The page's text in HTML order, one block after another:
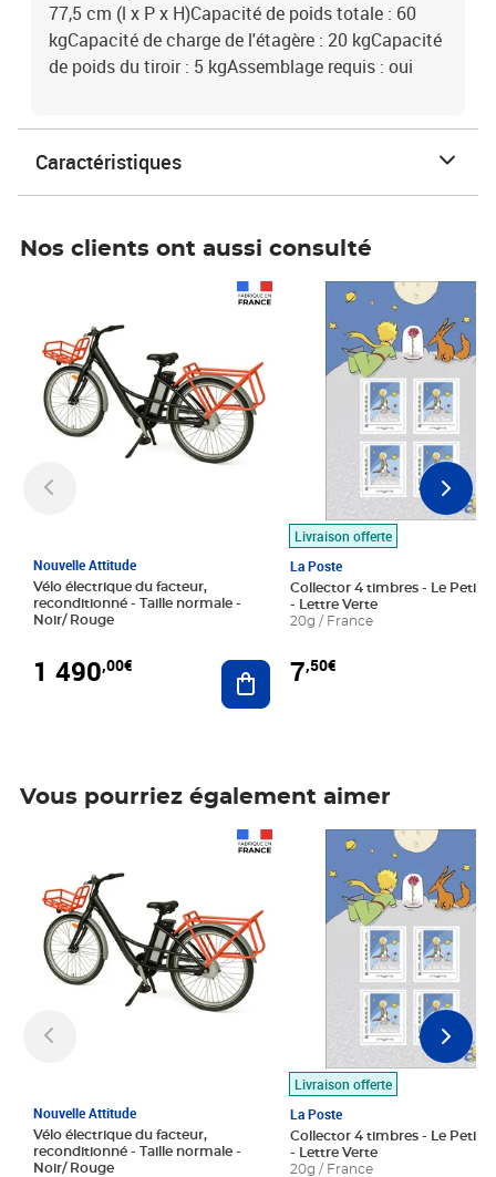
77,5 cm (l x P x H)Capacité de poids totale : 60
kgCapacité de charge de l'étagère : 20 kgCapacité
de poids du tiroir : 5 kgAssemblage requis : oui
Caractéristiques
Nos clients ont aussi consulté
Nouvelle Attitude
Vélo électrique du facteur,
reconditionné - Taille normale -
Noir/ Rouge
1 490,00€ Ajouter au panier
Livraison offerte
La Poste
Collector 4 timbres - Le Petit
- Lettre Verte
20g / France
7,50€
Prix 7,50€
Vous pourriez également aimer
Nouvelle Attitude
Vélo électrique du facteur,
reconditionné - Taille normale -
Noir/ Rouge
Livraison offerte
La Poste
Collector 4 timbres - Le Petit
- Lettre Verte
20g / France
Prix 7,50€